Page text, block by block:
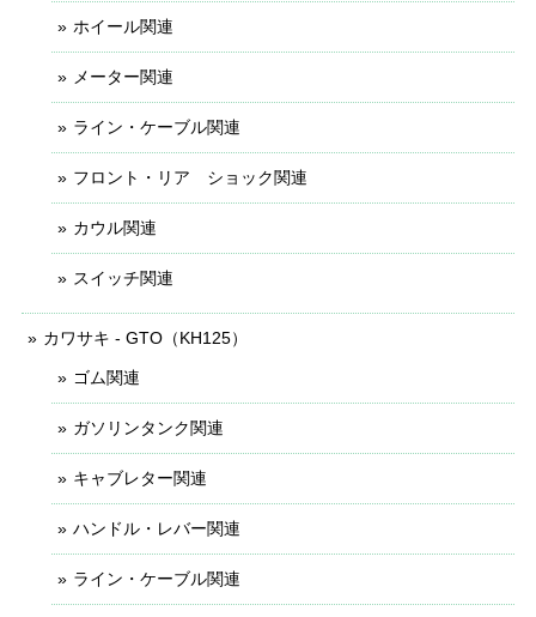
ホイール関連
メーター関連
ライン・ケーブル関連
フロント・リア ショック関連
カウル関連
スイッチ関連
カワサキ - GTO（KH125）
ゴム関連
ガソリンタンク関連
キャブレター関連
ハンドル・レバー関連
ライン・ケーブル関連